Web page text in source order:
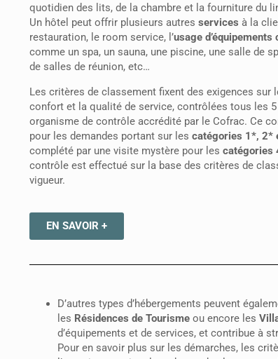
quotidien des lits, de la chambre et la fourniture du
Un hôtel peut offrir plusieurs autres services à la
restauration, le room service, l’usage d’équipements
comme un spa, un sauna, une piscine, une salle de
de salles de réunion, etc…
Les critères de classement fixent des exigences sur
confort et la qualité de service, contrôlées tous les 5
organisme de contrôle accrédité par le Cofrac. Ce
pour les demandes portant sur les catégories 1*, 2*
complété par une visite mystère pour les catégories
contrôle est effectué sur la base des critères de
vigueur.
EN SAVOIR +
D’autres types d’hébergements peuvent
les Résidences de Tourisme ou encore les
d’équipements et de services, et contribue à
Pour en savoir plus sur les démarches, les